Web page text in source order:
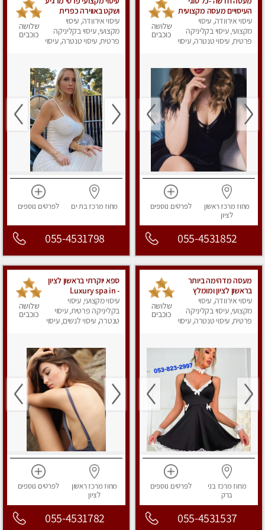
העיסויים מעסה מקצועית
ואיכותית פרטי!!!מומלץ
לחלוטין!!
עיסוי אירוודה, עיסוי
מקצועי, עיסוי בקליניקה
פרטית, עיסוי טנטרה, עיסוי
שלושה
כוכבים
מחוז מרכזראשון
לציון
לפרטים נוספים
055-4531852
ושקט באווירה כפרית
עיסוי אירוודה, עיסוי
מקצועי, עיסוי בקליניקה
פרטית, עיסוי טנטרה, עיסוי
שלושה
כוכבים
מחוז מרכז בת ים לפרטים נוספים
055-4531798
מעסה מדהימה ביותר
בראשון לציון ומומלץ
לחלוטין! פרטי! ​​​​​​ Highly
recommended
עיסוי אירוודה, עיסוי
מקצועי, עיסוי בקליניקה
פרטית, עיסוי טנטרה, עיסוי
שלושה
כוכבים
מחוז מרכז בני
ברק
לפרטים נוספים
055-4531537
ספא יוקרתי בראשון לציון
- Luxury spa in
Rishon Lezion
עיסוי מקצועי, עיסוי
בקליניקה פרטית, עיסוי
טנטרה, עיסוי לנשים, עיסוי
שלושה
כוכבים
מחוז מרכזראשון
לציון
לפרטים נוספים
055-4531782